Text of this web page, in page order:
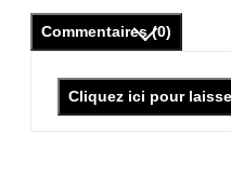
Commentaires (0)
Cliquez ici pour